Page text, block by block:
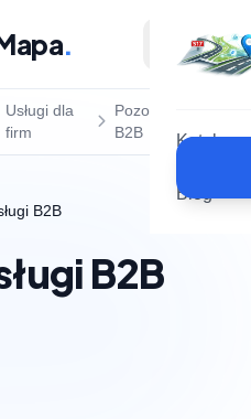
.
Katalog
Blog
Usługi dla
firm
Pozostałe usługi
B2B
B2B
B2B